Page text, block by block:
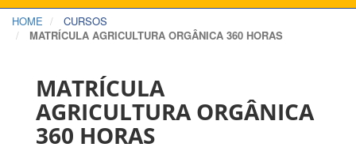
HOME
CURSOS
MATRÍCULA AGRICULTURA ORGÂNICA 360 HORAS
MATRÍCULA
AGRICULTURA ORGÂNICA
360 HORAS